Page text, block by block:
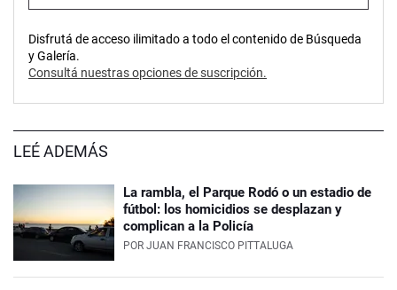
Disfrutá de acceso ilimitado a todo el contenido de Búsqueda
y Galería.
Consultá nuestras opciones de suscripción.
LEÉ ADEMÁS
La rambla, el Parque Rodó o un estadio de
fútbol: los homicidios se desplazan y
complican a la Policía
POR JUAN FRANCISCO PITTALUGA